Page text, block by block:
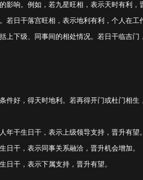
响。例如，若九星旺相，表示天时有利，
日干落宫旺相，表示地利有利，个人在工
下级、同事间的相处情况。若日干临吉门
好，得天时地利。若再得开门或杜门相
干生日干，表示上级领导支持，晋升有望。
干，表示同事关系融洽，晋升机会增加。
日干，表示下属支持，晋升有望。